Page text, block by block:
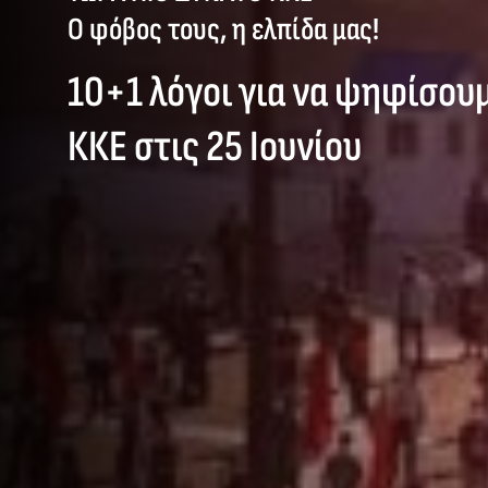
Ο φόβος τους, η ελπίδα μας!
10+1 λόγοι για να
ΚΚΕ στις 25 Ιουνίου